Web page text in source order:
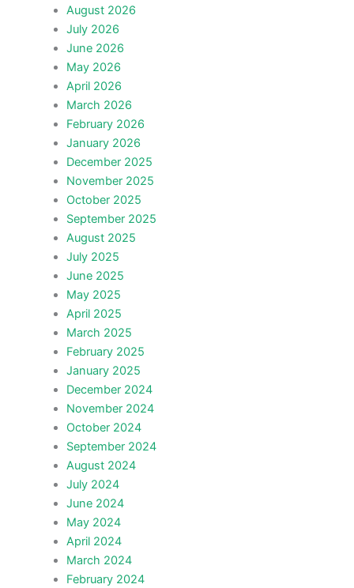
August 2026
July 2026
June 2026
May 2026
April 2026
March 2026
February 2026
January 2026
December 2025
November 2025
October 2025
September 2025
August 2025
July 2025
June 2025
May 2025
April 2025
March 2025
February 2025
January 2025
December 2024
November 2024
October 2024
September 2024
August 2024
July 2024
June 2024
May 2024
April 2024
March 2024
February 2024